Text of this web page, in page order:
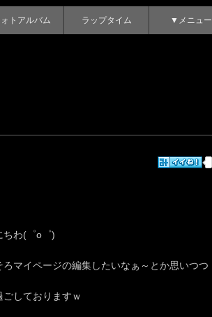
トアルバム ラップタイム ▼メニュー
ちわ(゜o゜)
ろマイページの編集したいなぁ～とか思いつつ
ごしておりますｗ